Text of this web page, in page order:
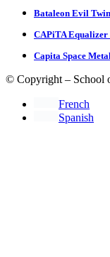
Bataleon Evil
CAPiTA Equalizer
Capita Space
© Copyright – School
French
Spanish